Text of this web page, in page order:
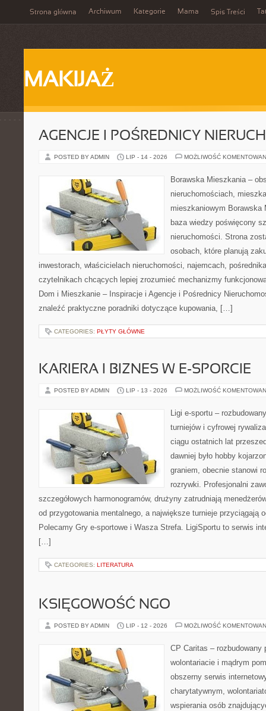
Strona główna Archiwum Kategorie Mama Spis Treści
MAKIJAŻ
AGENCJE I POŚREDNICY
POSTED BY ADMIN LIP - 14 - 2026 MOŻLIWOŚĆ
Borawska Mieszkania –
nieruchomościach,
mieszkaniowym Borawska
baza wiedzy poświęcony
nieruchomości. Strona
osobach, które planują
inwestorach, właścicielach nieruchomości, najemcach,
czytelnikach chcących lepiej zrozumieć mechanizmy
Dom i Mieszkanie – Inspiracje i Agencje i Pośrednicy
znaleźć praktyczne poradniki dotyczące kupowania, […]
CATEGORIES: PŁYTY GŁÓWNE
KARIERA I BIZNES W E-SPORCIE
POSTED BY ADMIN LIP - 13 - 2026 MOŻLIWOŚĆ
Ligi e-sportu –
turniejów i cyfrowej
ciągu ostatnich lat
dawniej było hobby
graniem, obecnie stanowi
rozrywki. Profesjonalni
szczegółowych harmonogramów, drużyny zatrudniają
od przygotowania mentalnego, a największe turnieje przyciągają
Polecamy Gry e-sportowe i Wasza Strefa. LigiSportu to serwis
[…]
CATEGORIES: LITERATURA
KSIĘGOWOŚĆ NGO
POSTED BY ADMIN LIP - 12 - 2026 MOŻLIWOŚĆ
CP Caritas – rozbudowany
wolontariacie i mądrym
obszerny serwis
charytatywnym,
wspierania osób